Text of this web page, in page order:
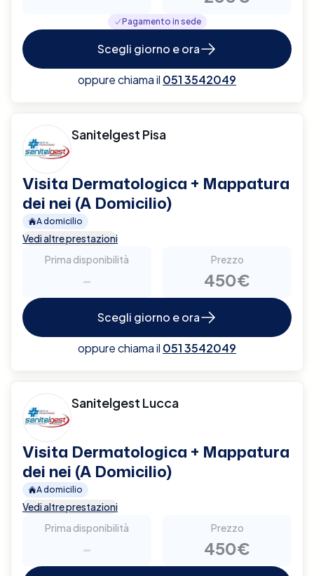
Pagamento in sede
Scegli giorno e ora
oppure chiama il 051 3542049
Sanitelgest Pisa
Visita Dermatologica + Mappatura
dei nei (A Domicilio)
A domicilio
Vedi altre prestazioni
Prima disponibilità
-
Prezzo
450€
Scegli giorno e ora
oppure chiama il 051 3542049
Sanitelgest Lucca
Visita Dermatologica + Mappatura
dei nei (A Domicilio)
A domicilio
Vedi altre prestazioni
Prima disponibilità
-
Prezzo
450€